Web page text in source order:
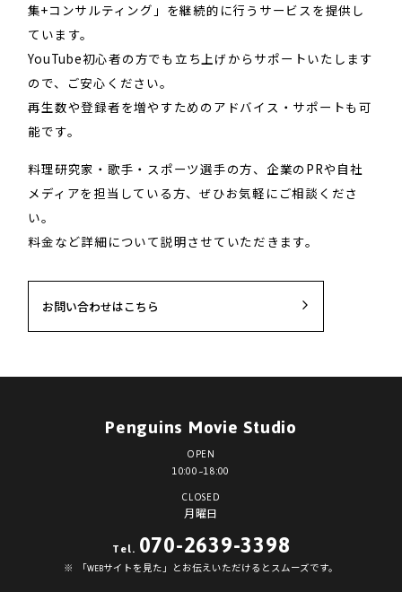
集+コンサルティング」を継続的に行うサービスを提供し
ています。
YouTube初心者の方でも立ち上げからサポートいたします
ので、ご安心ください。
再生数や登録者を増やすためのアドバイス・サポートも可
能です。
料理研究家・歌手・スポーツ選手の方、企業のPRや自社
メディアを担当している方、ぜひお気軽にご相談くださ
い。
料金など詳細について説明させていただきます。
お問い合わせはこちら
Penguins Movie Studio
OPEN
10:00~18:00
CLOSED
月曜日
Tel. 070-2639-3398
「WEBサイトを見た」とお伝えいただけるとスムーズです。